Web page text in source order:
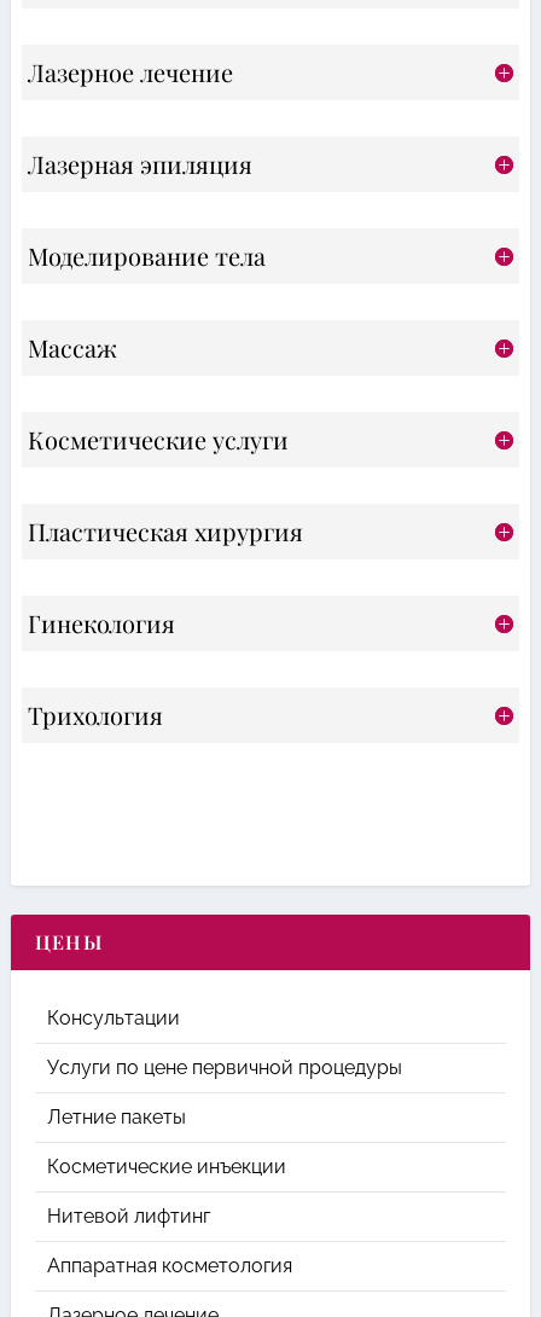
Лазерное лечение
Лазерная эпиляция
Моделирование тела
Массаж
Косметические услуги
Пластическая хирургия
Гинекология
Трихология
ЦЕНЫ
Консультации
Услуги по цене первичной процедуры
Летние пакеты
Косметические инъекции
Нитевой лифтинг
Аппаратная косметология